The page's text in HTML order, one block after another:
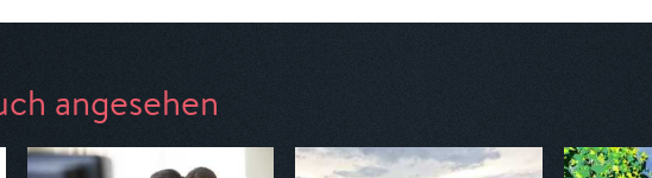
angesehen